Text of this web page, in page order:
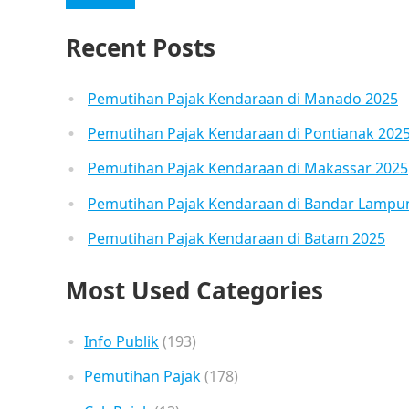
Recent Posts
Pemutihan Pajak Kendaraan di Manado 2025
Pemutihan Pajak Kendaraan di Pontianak
Pemutihan Pajak Kendaraan di Makassar 2025
Pemutihan Pajak Kendaraan di Bandar
Pemutihan Pajak Kendaraan di Batam 2025
Most Used Categories
Info Publik(193)
Pemutihan Pajak(178)